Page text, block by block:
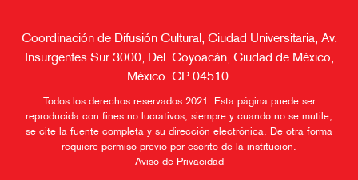
Coordinación de Difusión Cultural, Ciudad Universitaria, Av.
Insurgentes Sur 3000, Del. Coyoacán, Ciudad de México,
México. CP 04510.
Todos los derechos reservados 2021. Esta página puede ser
reproducida con fines no lucrativos, siempre y cuando no se mutile,
se cite la fuente completa y su dirección electrónica. De otra forma
requiere permiso previo por escrito de la institución.
Aviso de Privacidad